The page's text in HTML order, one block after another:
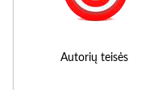
Autorių teisės